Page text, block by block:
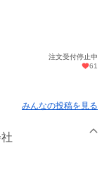
注文受付停止中
61
みんなの投稿を見る